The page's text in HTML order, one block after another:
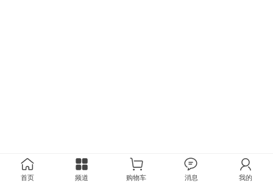
首页 频道 购物车 消息 我的